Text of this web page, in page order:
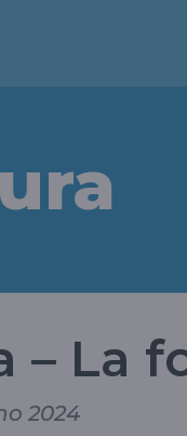
– La
2024